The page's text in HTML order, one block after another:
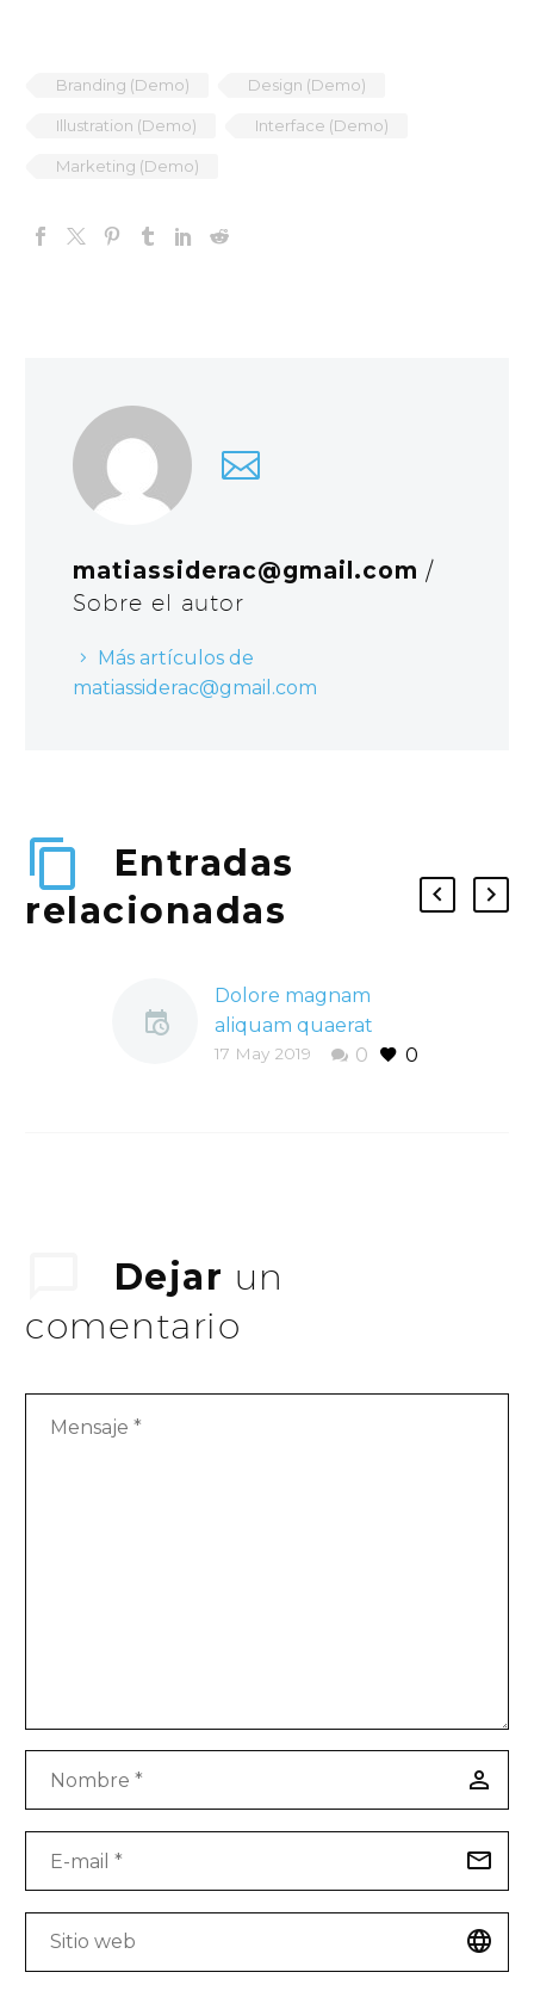
Branding (Demo) Design (Demo)
Illustration (Demo) Interface (Demo)
Marketing (Demo)
matiassiderac@gmail.com /
Sobre el autor
Más artículos de
matiassiderac@gmail.com
Entradas
relacionadas
Dolore magnam
aliquam quaerat
voluptatem nemo
dolore. agna aliqua
lorem ipsum. Dolore
magnam aliquam
0 0
17 May 2019
Dejar un
comentario